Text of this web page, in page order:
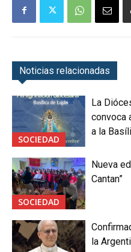
Noticias relacionadas
SOCIEDAD
La
convoca
a la
SOCIEDAD
Nueva
Cantan”
la